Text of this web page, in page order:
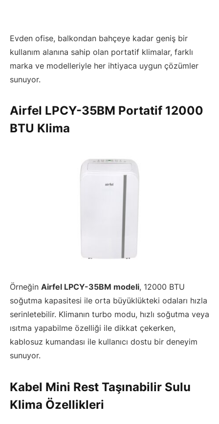
Evden ofise, balkondan bahçeye kadar geniş bir
kullanım alanına sahip olan portatif klimalar, farklı
marka ve modelleriyle her ihtiyaca uygun çözümler
sunuyor.
Airfel LPCY-35BM Portatif 12000
BTU Klima
Örneğin Airfel LPCY-35BM modeli, 12000 BTU
soğutma kapasitesi ile orta büyüklükteki odaları hızla
serinletebilir. Klimanın turbo modu, hızlı soğutma veya
ısıtma yapabilme özelliği ile dikkat çekerken,
kablosuz kumandası ile kullanıcı dostu bir deneyim
sunuyor.
Kabel Mini Rest Taşınabilir Sulu
Klima Özellikleri